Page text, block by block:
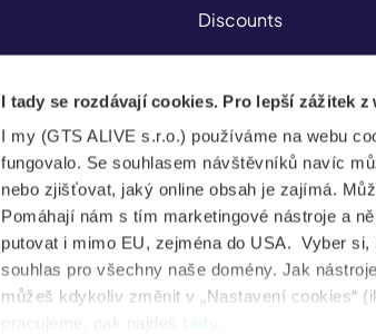
I tady se rozdávají cookies. Pro lepší zážitek z
I my (GTS ALIVE s.r.o.) používáme na webu
fungovalo. Se souhlasem návštěvníků navíc
nebo zjišťovat, jaký online obsah je zajímá.
Pomáhají nám s tím marketingové nástroje a
putovat i mimo EU, zejména do USA. Vyber
souhlas pro všechny naše domény. Jak
můžeš kdykoliv změnit v „Nastavení cookies“
Discounts
Mobile app
Student Jobs
FAQ
News
Mental health